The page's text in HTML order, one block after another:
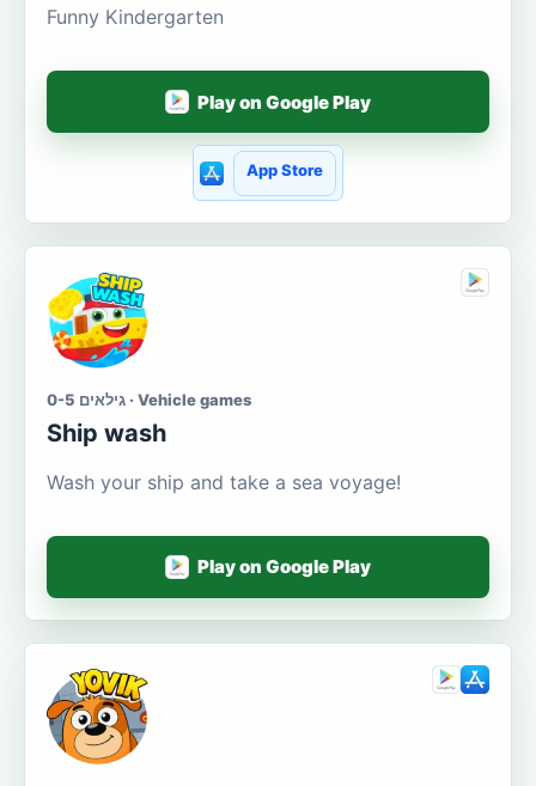
Funny Kindergarten
Play on Google Play
App Store
גילאים 0-5 · Vehicle games
Ship wash
Wash your ship and take a sea voyage!
Play on Google Play